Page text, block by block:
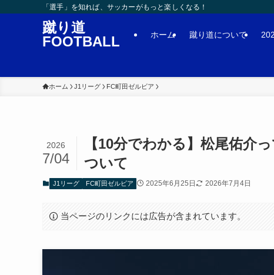
「選手」を知れば、サッカーがもっと楽しくなる！
蹴り道
FOOTBALL
ホーム 蹴り道について
ホーム J1リーグ FC町田ゼルビア
【10分でわかる】松尾佑介
ついて
2026
7/04
J1リーグ FC町田ゼルビア 2025年6月25日 2026年7月4日
当ページのリンクには広告が含まれています。